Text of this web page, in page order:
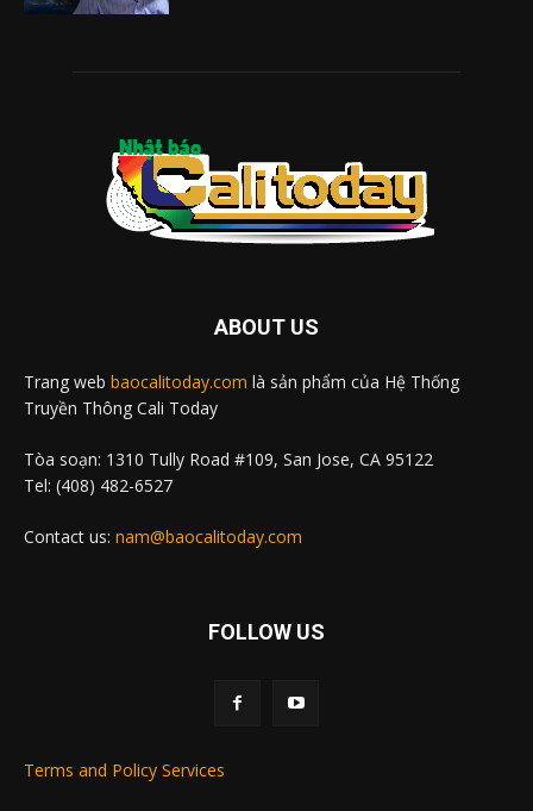
ABOUT US
Trang web baocalitoday.com là sản phẩm của Hệ Thống
Truyền Thông Cali Today
Tòa soạn: 1310 Tully Road #109, San Jose, CA 95122
Tel: (408) 482-6527
Contact us: nam@baocalitoday.com
FOLLOW US
Terms and Policy Services